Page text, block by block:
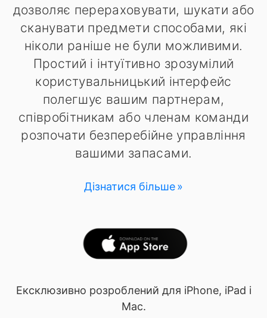
дозволяє перераховувати, шукати або
сканувати предмети способами, які
ніколи раніше не були можливими.
Простий і інтуїтивно зрозумілий
користувальницький інтерфейс
полегшує вашим партнерам,
співробітникам або членам команди
розпочати безперебійне управління
вашими запасами.
Дізнатися більше
Ексклюзивно розроблений для iPhone, iPad і
Mac.